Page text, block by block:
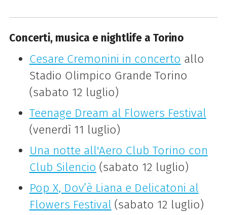
Concerti, musica e nightlife a Torino
Cesare Cremonini in concerto allo
Stadio Olimpico Grande Torino
(sabato 12 luglio)
Teenage Dream al Flowers Festival
(venerdì 11 luglio)
Una notte all'Aero Club Torino con
Club Silencio (sabato 12 luglio)
Pop X, Dov’è Liana e Delicatoni al
Flowers Festival (sabato 12 luglio)